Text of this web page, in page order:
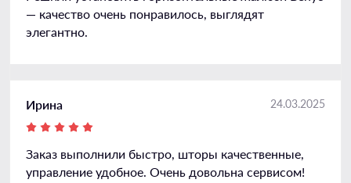
— качество очень понравилось, выглядят
элегантно.
Ирина 24.03.2025
Заказ выполнили быстро, шторы качественные,
управление удобное. Очень довольна сервисом!